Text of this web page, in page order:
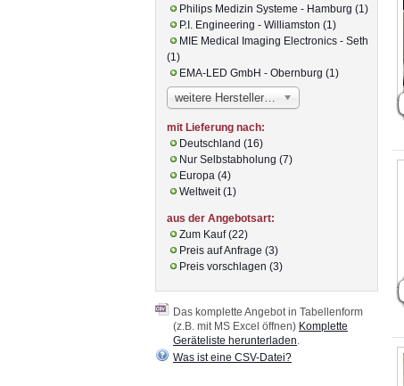
Philips Medizin Systeme - Hamburg (1)
P.I. Engineering - Williamston (1)
MIE Medical Imaging Electronics - Seth
(1)
EMA-LED GmbH - Obernburg (1)
weitere Hersteller…
mit Lieferung nach:
Deutschland (16)
Nur Selbstabholung (7)
Europa (4)
Weltweit (1)
aus der Angebotsart:
Zum Kauf (22)
Preis auf Anfrage (3)
Preis vorschlagen (3)
Das komplette Angebot in Tabellenform
(z.B. mit MS Excel öffnen) Komplette
Geräteliste herunterladen
Was ist eine CSV-Datei?